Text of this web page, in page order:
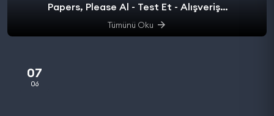
Papers, Please Al - Test Et - Alışverişe
başla.
Tümünü Oku
07
06